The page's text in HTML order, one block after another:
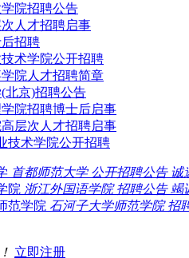
院招聘公告
人才招聘启事
招聘
术学院公开招聘
院人才招聘简章
北京)招聘公告
院招聘博士后启事
层次人才招聘启事
技术学院公开招聘
首都师范大学 公开招聘公告 诚
浙江外国语学院 招聘公告 竭
石河子大学师范学院 招
立即注册